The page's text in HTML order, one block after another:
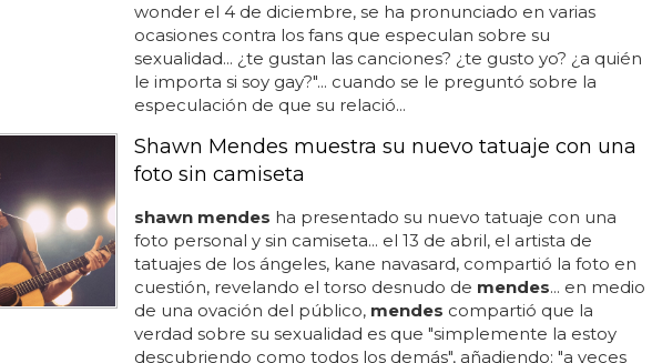
wonder el 4 de diciembre, se ha pronunciado en varias
ocasiones contra los fans que especulan sobre su
sexualidad... ¿te gustan las canciones? ¿te gusto yo? ¿a quién
le importa si soy gay?"... cuando se le preguntó sobre la
especulación de que su relació...
Shawn Mendes muestra su nuevo tatuaje con una
foto sin camiseta
shawn mendes ha presentado su nuevo tatuaje con una
foto personal y sin camiseta... el 13 de abril, el artista de
tatuajes de los ángeles, kane navasard, compartió la foto en
cuestión, revelando el torso desnudo de mendes... en medio
de una ovación del público, mendes compartió que la
verdad sobre su sexualidad es que "simplemente la estoy
descubriendo como todos los demás", añadiendo: "a veces